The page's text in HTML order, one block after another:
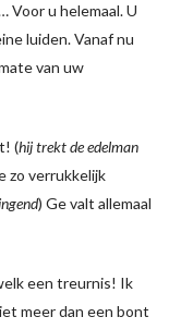
Voor u helemaal. U
luiden. Vanaf nu
van uw
(hij trekt de edelman
zo verrukkelijk
) Ge valt allemaal
een treurnis! Ik
meer dan een bont